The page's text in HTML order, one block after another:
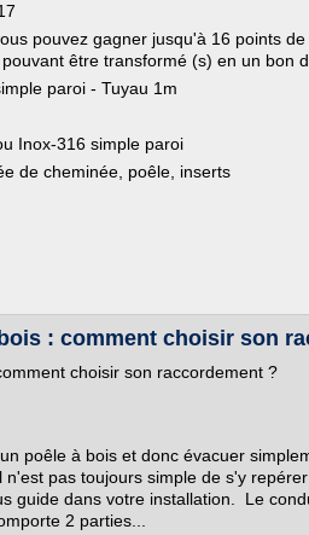
pouvez gagner jusqu'à 16 points
être transformé (s) en un bon
paroi - Tuyau 1m
Inox-316 simple paroi
de cheminée, poêle, inserts
: comment choisir son
choisir son raccordement ?
poêle à bois et donc évacuer
n'est pas toujours simple de s'y
guide dans votre installation. Le
2 parties...